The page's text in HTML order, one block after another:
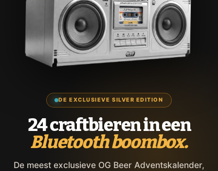
DE EXCLUSIEVE SILVER EDITION
24 craftbieren in een
Bluetooth boombox.
De meest exclusieve OG Beer Adventskalender,